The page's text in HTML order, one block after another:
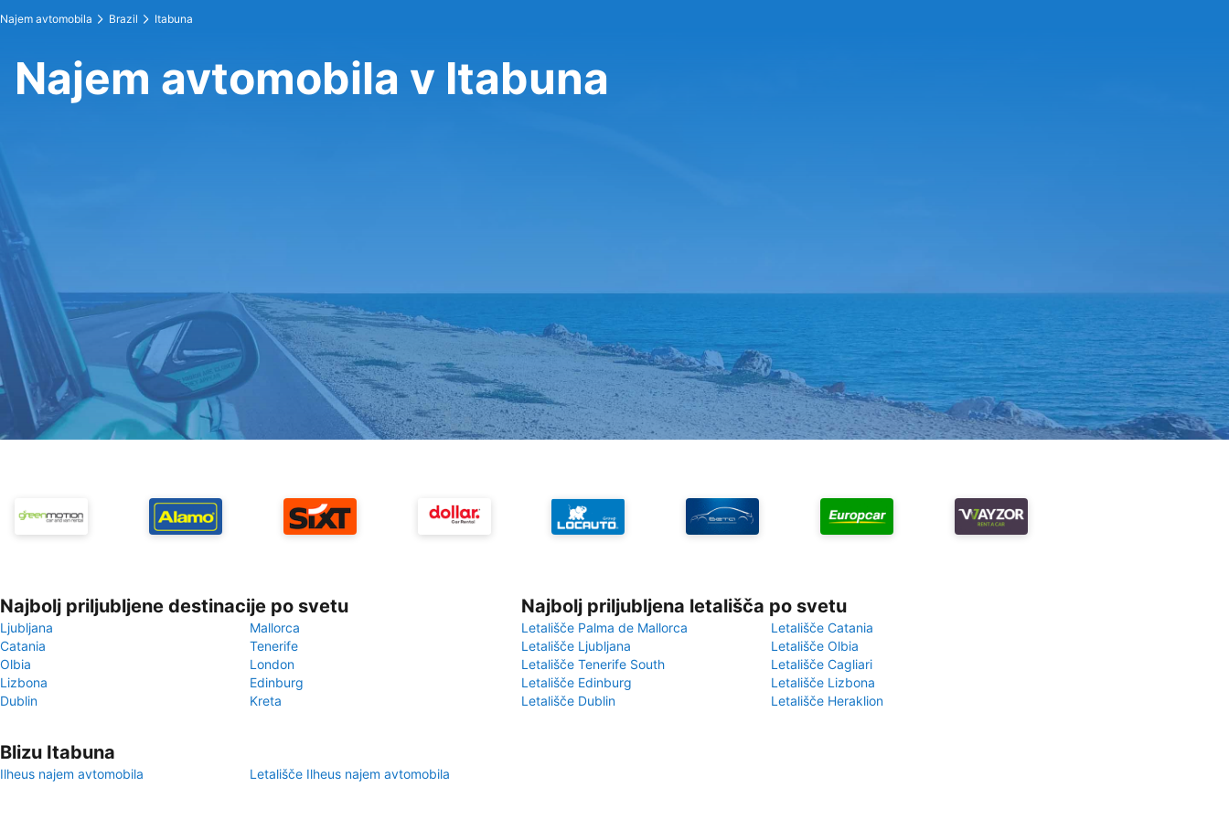
Najem avtomobila Brazil Itabuna
Najem avtomobila v Itabuna
Najbolj priljubljene destinacije po svetu
Ljubljana
Mallorca
Catania
Tenerife
Olbia
London
Lizbona
Edinburg
Dublin
Kreta
Najbolj priljubljena letališča po svetu
Letališče Palma de Mallorca
Letališče Catania
Letališče Ljubljana
Letališče Olbia
Letališče Tenerife South
Letališče Cagliari
Letališče Edinburg
Letališče Lizbona
Letališče Dublin
Letališče Heraklion
Blizu Itabuna
Ilheus najem avtomobila Letališče Ilheus najem avtomobila